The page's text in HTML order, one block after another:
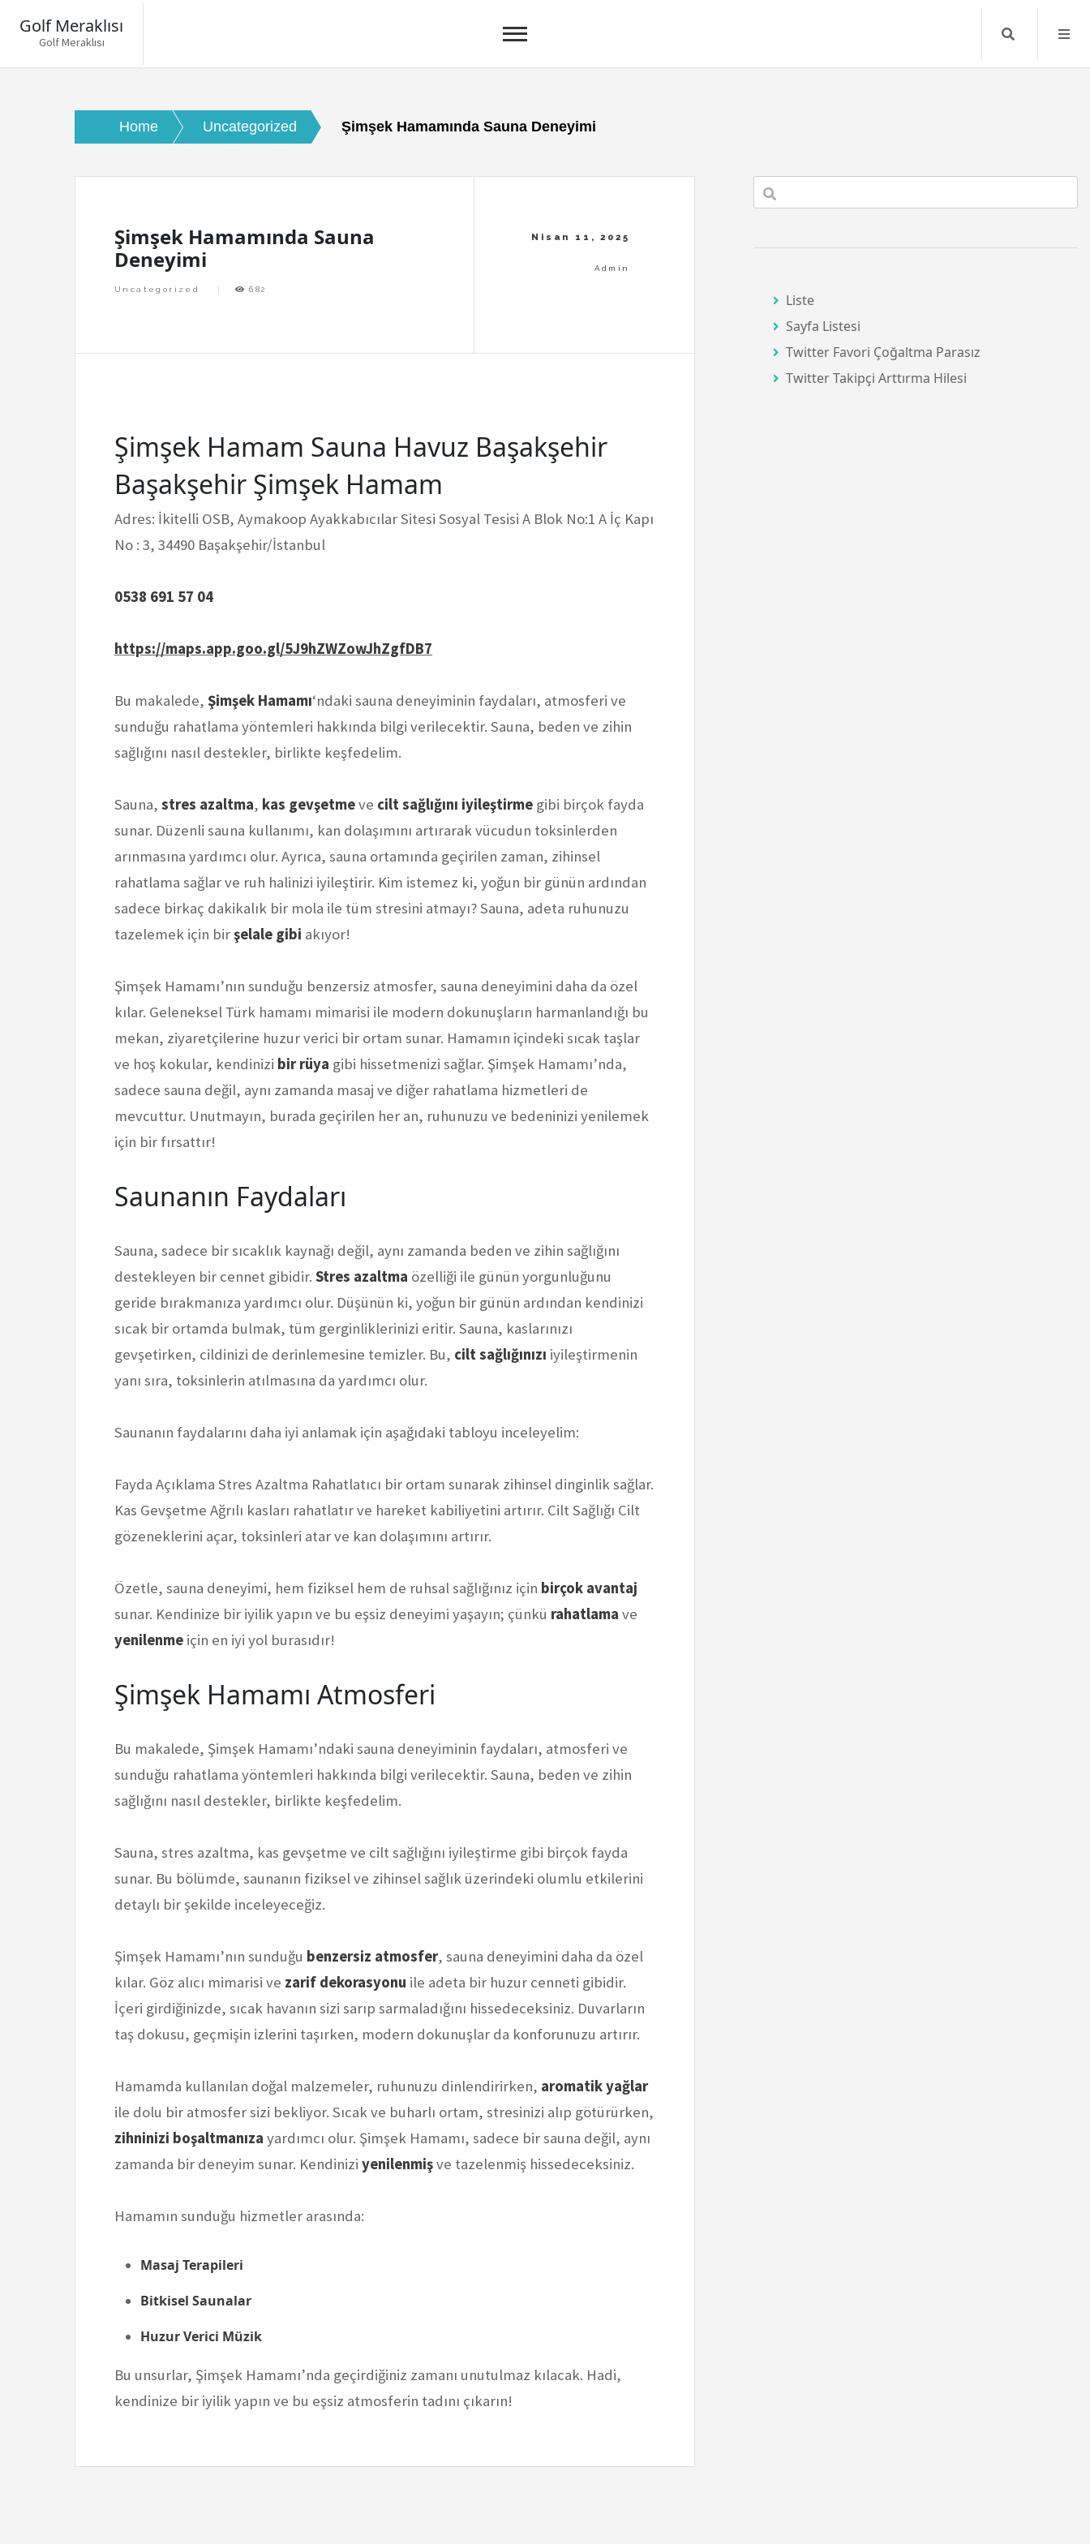
Golf Meraklısı
Golf Meraklısı Search
Home Uncategorized Şimşek Hamamında Sauna Deneyimi
Şimşek Hamamında Sauna
Deneyimi
Uncategorized 682
Şimşek Hamam Sauna Havuz Başakşehir
Başakşehir Şimşek Hamam
Adres: İkitelli OSB, Aymakoop Ayakkabıcılar Sitesi Sosyal Tesisi A Blok No:1 A İç Kapı
No : 3, 34490 Başakşehir/İstanbul
0538 691 57 04
https://maps.app.goo.gl/5J9hZWZowJhZgfDB7
Bu makalede, Şimşek Hamamı‘ndaki sauna deneyiminin faydaları, atmosferi ve
sunduğu rahatlama yöntemleri hakkında bilgi verilecektir. Sauna, beden ve zihin
sağlığını nasıl destekler, birlikte keşfedelim.
Sauna, stres azaltma, kas gevşetmeve cilt sağlığını iyileştirme gibi birçok fayda
sunar. Düzenli sauna kullanımı, kan dolaşımını artırarak vücudun toksinlerden
arınmasına yardımcı olur. Ayrıca, sauna ortamında geçirilen zaman, zihinsel
rahatlama sağlar ve ruh halinizi iyileştirir. Kim istemez ki, yoğun bir günün ardından
sadece birkaç dakikalık bir mola ile tüm stresini atmayı? Sauna, adeta ruhunuzu
tazelemek için birşelale gibi akıyor!
Şimşek Hamamı’nın sunduğu benzersiz atmosfer, sauna deneyimini daha da özel
kılar. Geleneksel Türk hamamı mimarisi ile modern dokunuşların harmanlandığı bu
mekan, ziyaretçilerine huzur verici bir ortam sunar. Hamamın içindeki sıcak taşlar
ve hoş kokular, kendinizi bir rüya gibi hissetmenizi sağlar. Şimşek Hamamı’nda,
sadece sauna değil, aynı zamanda masaj ve diğer rahatlama hizmetleri de
mevcuttur. Unutmayın, burada geçirilen her an, ruhunuzu ve bedeninizi yenilemek
için bir fırsattır!
Saunanın Faydaları
Sauna, sadece bir sıcaklık kaynağı değil, aynı zamanda beden ve zihin sağlığını
destekleyen bir cennet gibidir. Stres azaltma özelliği ile günün yorgunluğunu
geride bırakmanıza yardımcı olur. Düşünün ki, yoğun bir günün ardından kendinizi
sıcak bir ortamda bulmak, tüm gerginliklerinizi eritir. Sauna, kaslarınızı
gevşetirken, cildinizi de derinlemesine temizler. Bu, cilt sağlığınızı iyileştirmenin
yanı sıra, toksinlerin atılmasına da yardımcı olur.
Saunanın faydalarını daha iyi anlamak için aşağıdaki tabloyu inceleyelim:
Fayda Açıklama Stres Azaltma Rahatlatıcı bir ortam sunarak zihinsel dinginlik sağlar.
Kas Gevşetme Ağrılı kasları rahatlatır ve hareket kabiliyetini artırır. Cilt Sağlığı Cilt
gözeneklerini açar, toksinleri atar ve kan dolaşımını artırır.
Özetle, sauna deneyimi, hem fiziksel hem de ruhsal sağlığınız için birçok avantaj
sunar. Kendinize bir iyilik yapın ve bu eşsiz deneyimi yaşayın; çünkü rahatlama ve
yenilenme için en iyi yol burasıdır!
Şimşek Hamamı Atmosferi
Bu makalede, Şimşek Hamamı’ndaki sauna deneyiminin faydaları, atmosferi ve
sunduğu rahatlama yöntemleri hakkında bilgi verilecektir. Sauna, beden ve zihin
sağlığını nasıl destekler, birlikte keşfedelim.
Sauna, stres azaltma, kas gevşetme ve cilt sağlığını iyileştirme gibi birçok fayda
sunar. Bu bölümde, saunanın fiziksel ve zihinsel sağlık üzerindeki olumlu etkilerini
detaylı bir şekilde inceleyeceğiz.
Şimşek Hamamı’nın sunduğu benzersiz atmosfer, sauna deneyimini daha da özel
kılar. Göz alıcı mimarisi ve zarif dekorasyonu ile adeta bir huzur cenneti gibidir.
İçeri girdiğinizde, sıcak havanın sizi sarıp sarmaladığını hissedeceksiniz. Duvarların
taş dokusu, geçmişin izlerini taşırken, modern dokunuşlar da konforunuzu artırır.
Hamamda kullanılan doğal malzemeler, ruhunuzu dinlendirirken, aromatik yağlar
ile dolu bir atmosfer sizi bekliyor. Sıcak ve buharlı ortam, stresinizi alıp götürürken,
zihninizi boşaltmanıza yardımcı olur. Şimşek Hamamı, sadece bir sauna değil, aynı
zamanda bir deneyim sunar. Kendinizi yenilenmişve tazelenmiş hissedeceksiniz.
Hamamın sunduğu hizmetler arasında:
Masaj Terapileri
Bitkisel Saunalar
Huzur Verici Müzik
Bu unsurlar, Şimşek Hamamı’nda geçirdiğiniz zamanı unutulmaz kılacak. Hadi,
kendinize bir iyilik yapın ve bu eşsiz atmosferin tadını çıkarın!
Liste
Sayfa Listesi
Twitter Favori Çoğaltma Parasız
Twitter Takipçi Arttırma Hilesi